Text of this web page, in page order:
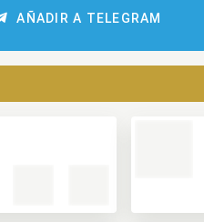
AÑADIR A TELEGRAM